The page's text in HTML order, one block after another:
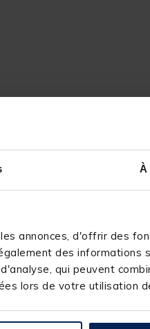
À
annonces, d'offrir des
des informations
qui peuvent
lors de votre utilisation